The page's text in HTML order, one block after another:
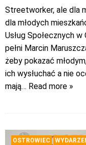
Streetworker, ale dla
dla młodych
Usług Społecznych
pełni Marcin
żeby pokazać
ich wysłuchać a nie
mają… Read more »
OSTROWIEC